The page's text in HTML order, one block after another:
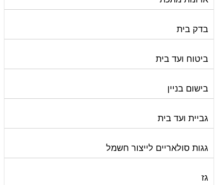
בדק בית
ביטוח ועד בית
בישום בניין
גביית ועד בית
גגות סולאריים לייצור חשמל
גז